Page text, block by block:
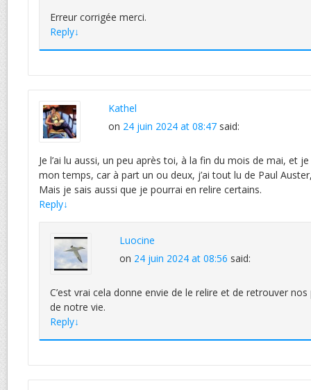
Erreur corrigée merci.
Reply↓
Kathel
on 24 juin 2024 at 08:47 said:
Je l’ai lu aussi, un peu après toi, à la fin du mois de mai, et je
mon temps, car à part un ou deux, j’ai tout lu de Paul
Mais je sais aussi que je pourrai en relire certains.
Reply↓
Luocine
on 24 juin 2024 at 08:56 said:
C’est vrai cela donne envie de le relire et de retrouver nos
de notre vie.
Reply↓